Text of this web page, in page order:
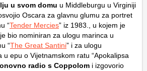
u svom domu u Middleburgu u Virginiji
Oscara za glavnu glumu za portret
“Tender Mercies” iz 1983., u kojem je
bio nominiran za ulogu marinca u
“The Great Santini” i za ulogu
u epu o Vijetnamskom ratu “Apokalipsa
radio s Coppolom i izgovorio